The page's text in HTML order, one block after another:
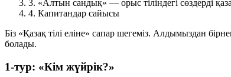
3. «Алтын сандық» — орыс тіліндегі сөздерді
4. Капитандар сайысы
Біз «Қазақ тілі еліне» сапар шегеміз. Алдымыздан
болады.
1-тур: «Кім жүйрік?»